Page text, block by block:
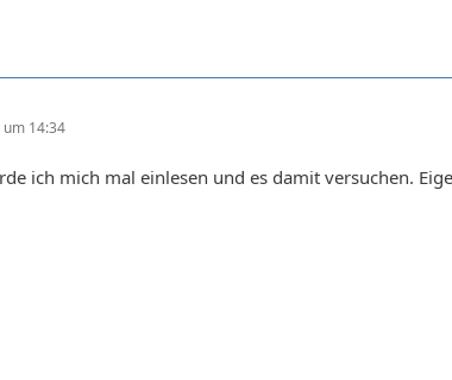
14:34
ich mich mal einlesen und es damit versuchen.